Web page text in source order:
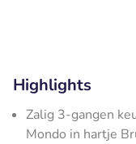
Highlights
Zalig 3-gangen
Mondo in hartje